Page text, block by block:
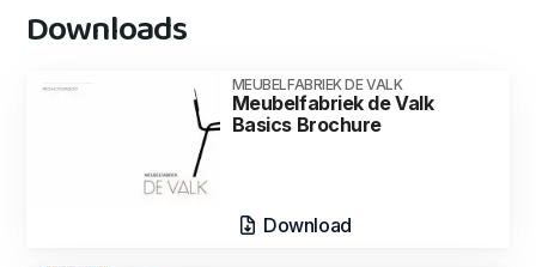
Downloads
MEUBELFABRIEK DE VALK
Meubelfabriek de Valk
Basics Brochure
Download